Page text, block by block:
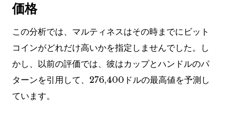
価格
この分析では、マルティネスはその時までにビット
コインがどれだけ高いかを指定しませんでした。し
かし、以前の評価では、彼はカップとハンドルのパ
ターンを引用して、276,400ドルの最高値を予測し
ています。